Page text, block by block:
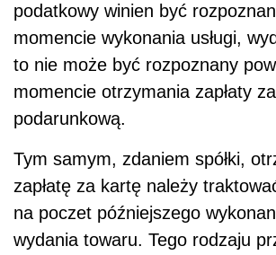
podatkowy winien być
momencie wykonania usługi,
to nie może być rozpoznany
momencie otrzymania zapłaty
podarunkową.
Tym samym, zdaniem spółki,
zapłatę za kartę należy
na poczet późniejszego
wydania towaru. Tego rodzaju